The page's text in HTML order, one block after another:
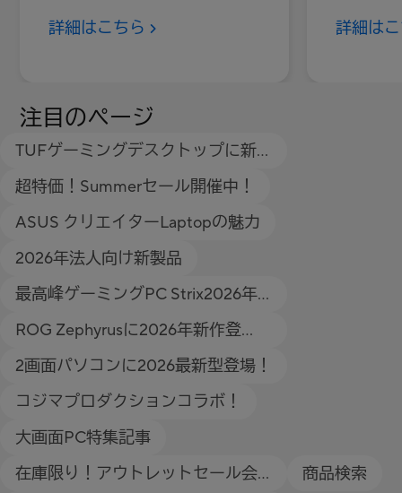
詳細はこちら 詳細は
注目のページ
TUFゲーミングデスクトップに新
超特価！Summerセール開催中！
ASUS クリエイターLaptopの魅力
2026年法人向け新製品
最高峰ゲーミングPC Strix2026年
ROG Zephyrusに2026年新作登
2画面パソコンに2026最新型登場！
コジマプロダクションコラボ！
大画面PC特集記事
在庫限り！アウトレットセール会
商品検索